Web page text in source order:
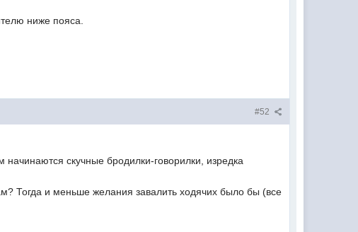
ниже пояса.
#52
скучные бродилки-говорилки, изредка
Тогда и меньше желания завалить ходячих было бы (все